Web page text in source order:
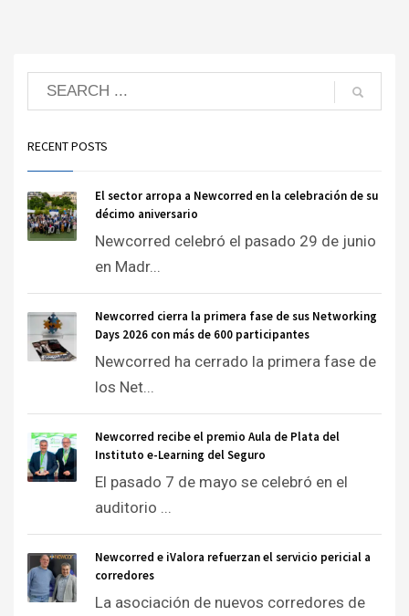
RECENT POSTS
El sector arropa a Newcorred en la celebración de su
décimo aniversario
Newcorred celebró el pasado 29 de junio
en Madr...
Newcorred cierra la primera fase de sus Networking
Days 2026 con más de 600 participantes
Newcorred ha cerrado la primera fase de
los Net...
Newcorred recibe el premio Aula de Plata del
Instituto e-Learning del Seguro
El pasado 7 de mayo se celebró en el
auditorio ...
Newcorred e iValora refuerzan el servicio pericial a
corredores
La asociación de nuevos corredores de